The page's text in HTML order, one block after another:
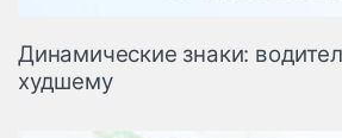
Динамические знаки:
худшему